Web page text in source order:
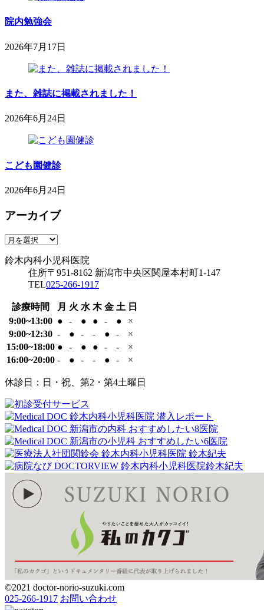
院
月
日
院内勉強会
2026年7月17日
月
日
科
児
また、雑誌に掲載されました！
2026年6月24日
月
日
科
児
医
こども園健診
2026年6月24日
年
月
24
日
木
科
児
院
アーカイブ
ア
カ
鈴木内科小児科医院
住所〒951-8162 新潟市中央区関屋本村町1-147
TEL025-266-1917
診療時間 月 火 水 木 金 土 日
9:00~13:00 ● - ● ● - ●
×
9:00~12:30 - ● - - ● -
×
15:00~18:00 ● - ● ● - -
×
16:00~20:00 - ● - - ● - ×
休診日：日・祝、第2・第4土曜日
©2021 doctor-norio-suzuki.com
025-266-1917 お問い合わせ